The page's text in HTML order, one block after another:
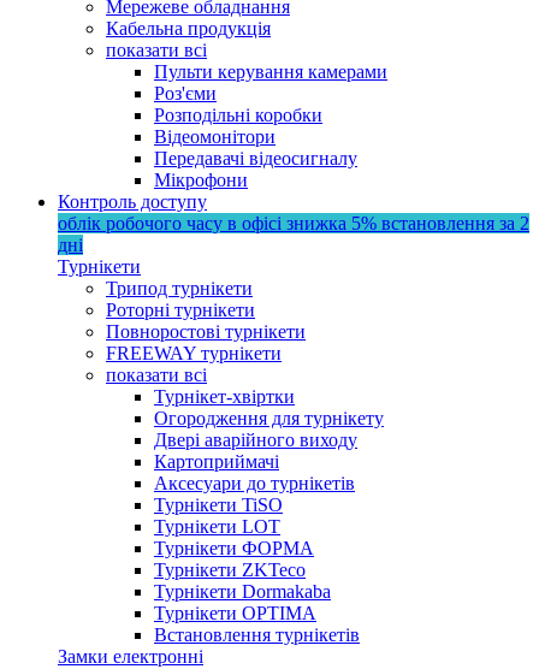
Мережеве обладнання
Кабельна продукція
показати всі
Пульти керування камерами
Роз'єми
Розподільні коробки
Відеомонітори
Передавачі відеосигналу
Мікрофони
Контроль доступу
облік робочого часу в офісі знижка 5% встановлення за 2
дні
Турнікети
Трипод турнікети
Роторні турнікети
Повноростові турнікети
FREEWAY турнікети
показати всі
Турнікет-хвіртки
Огородження для турнікету
Двері аварійного виходу
Картоприймачі
Аксесуари до турнікетів
Турнікети TiSO
Турнікети LOT
Турнікети ФОРМА
Турнікети ZKTeco
Турнікети Dormakaba
Турнікети OPTIMA
Встановлення турнікетів
Замки електронні